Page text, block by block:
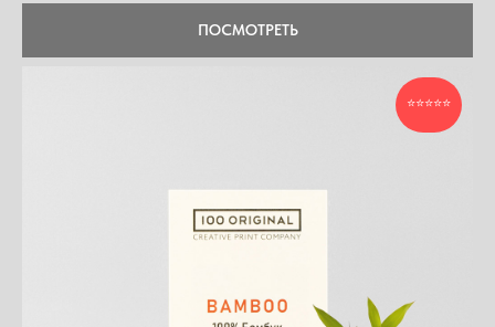
ПОСМОТРЕТЬ
⭐⭐⭐⭐⭐